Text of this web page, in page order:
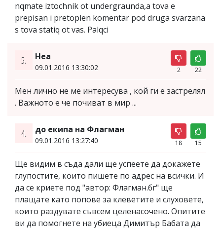
nqmate iztochnik ot undergraunda,a tova e
prepisan i pretoplen komentar pod druga svarzana
s tova statiq ot vas. Palqci
5. Неа
09.01.2016 13:30:02 2 22
Мен лично не ме интересува , кой ги е застрелял
. Важното е че почиват в мир ...
4. до екипа на Флагман
09.01.2016 13:27:40 18 15
Ще видим в съда дали ще успеете да докажете
глупостите, които пишете по адрес на всички. И
да се криете под "автор: Флагман.бг" ще
плащате като попове за клеветите и слуховете,
които раздувате съвсем целенасочено. Опитите
ви да помогнете на убиеца Димитър Бабата да